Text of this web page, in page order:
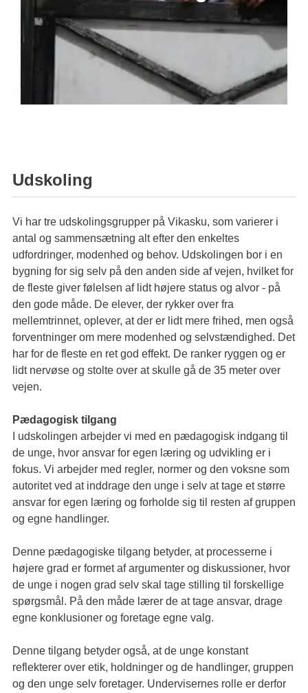
Læring & udvikling
PPR og Psykolog
Samarbejde Frederiksberg
Ledige stillinger
Tilsynsrapport
Udskoling
Vi har tre udskolingsgrupper på Vikasku, som varierer i
antal og sammensætning alt efter den enkeltes
udfordringer, modenhed og behov. Udskolingen bor i en
bygning for sig selv på den anden side af vejen, hvilket for
de fleste giver følelsen af lidt højere status og alvor - på
den gode måde. De elever, der rykker over fra
mellemtrinnet, oplever, at der er lidt mere frihed, men også
forventninger om mere modenhed og selvstændighed. Det
har for de fleste en ret god effekt. De ranker ryggen og er
lidt nervøse og stolte over at skulle gå de 35 meter over
vejen.
Pædagogisk tilgang
I udskolingen arbejder vi med en pædagogisk indgang til
de unge, hvor ansvar for egen læring og udvikling er i
fokus. Vi arbejder med regler, normer og den voksne som
autoritet ved at inddrage den unge i selv at tage et større
ansvar for egen læring og forholde sig til resten af gruppen
og egne handlinger.
Denne pædagogiske tilgang betyder, at processerne i
højere grad er formet af argumenter og diskussioner, hvor
de unge i nogen grad selv skal tage stilling til forskellige
spørgsmål. På den måde lærer de at tage ansvar, drage
egne konklusioner og foretage egne valg.
Denne tilgang betyder også, at de unge konstant
reflekterer over etik, holdninger og de handlinger, gruppen
og den unge selv foretager. Undervisernes rolle er derfor